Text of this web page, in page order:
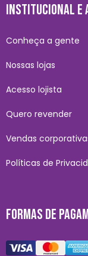
INSTITUCIONAL E
Conheça a gente
Nossas lojas
Acesso lojista
Quero revender
Vendas
Políticas de
FORMAS DE